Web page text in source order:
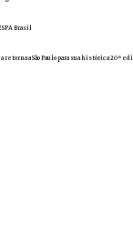
Brasil
a São Paulo para sua histórica 20ª